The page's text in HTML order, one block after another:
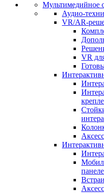
Мультимедийное
Аудио-
VR/AR-
VR